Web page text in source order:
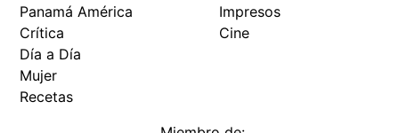
Panamá América
Crítica
Día a Día
Mujer
Recetas
Impresos
Cine